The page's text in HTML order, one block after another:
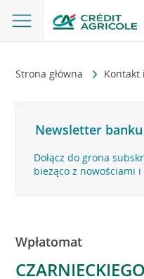
Strona główna Kontakt
Newsletter
Dołącz do grona
bieżąco z nowościami
Wpłatomat